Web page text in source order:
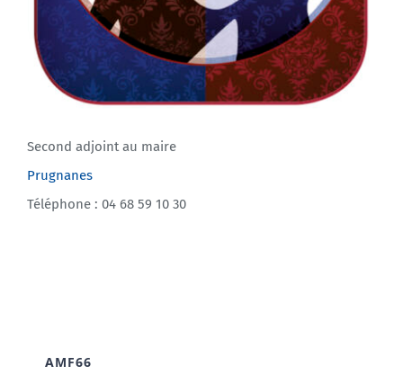
Second adjoint au maire
Prugnanes
Téléphone : 04 68 59 10 30
AMF66